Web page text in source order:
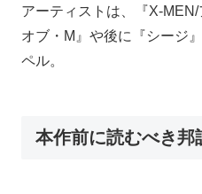
アーティストは、『X-
オブ・M』や後に『シージ
ペル。
本作前に読むべき邦